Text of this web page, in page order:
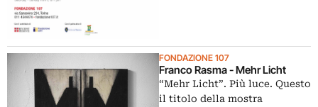
FONDAZIONE 107
Franco Rasma - Mehr Licht
“Mehr Licht”. Più luce. Questo
il titolo della mostra